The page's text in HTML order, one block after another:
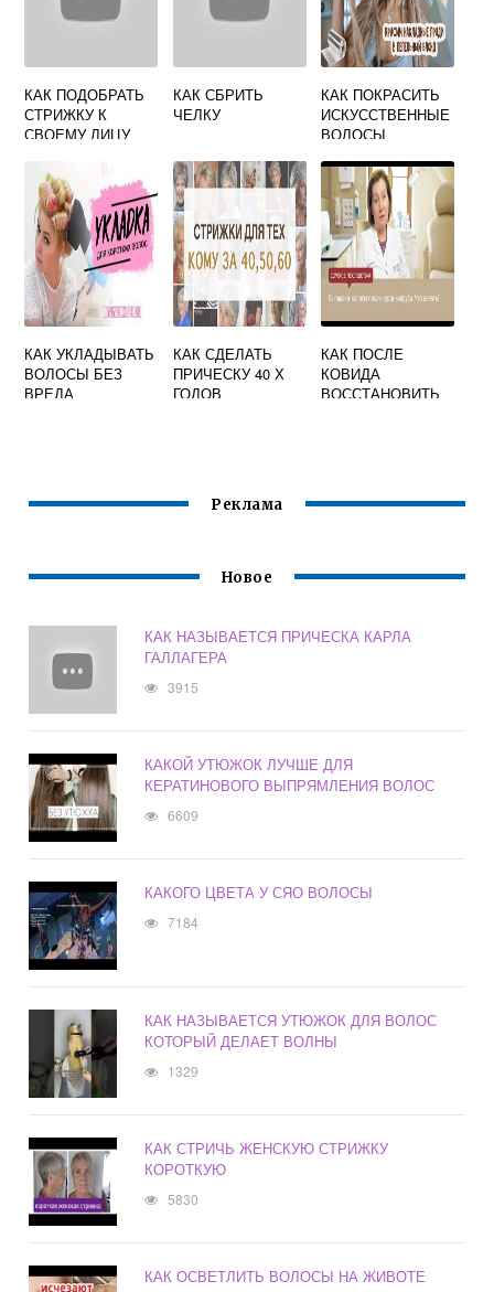
КАК ПОДОБРАТЬ
СТРИЖКУ К
СВОЕМУ ЛИЦУ
КАК СБРИТЬ
ЧЕЛКУ
КАК ПОКРАСИТЬ
ИСКУССТВЕННЫЕ
ВОЛОСЫ
КАК УКЛАДЫВАТЬ
ВОЛОСЫ БЕЗ
ВРЕДА
КАК СДЕЛАТЬ
ПРИЧЕСКУ 40 Х
ГОДОВ
КАК ПОСЛЕ
КОВИДА
ВОССТАНОВИТЬ
Реклама
Новое
КАК НАЗЫВАЕТСЯ ПРИЧЕСКА КАРЛА
ГАЛЛАГЕРА
3915
КАКОЙ УТЮЖОК ЛУЧШЕ ДЛЯ
КЕРАТИНОВОГО ВЫПРЯМЛЕНИЯ ВОЛОС
6609
КАКОГО ЦВЕТА У СЯО ВОЛОСЫ
7184
КАК НАЗЫВАЕТСЯ УТЮЖОК ДЛЯ ВОЛОС
КОТОРЫЙ ДЕЛАЕТ ВОЛНЫ
1329
КАК СТРИЧЬ ЖЕНСКУЮ СТРИЖКУ
КОРОТКУЮ
5830
КАК ОСВЕТЛИТЬ ВОЛОСЫ НА ЖИВОТЕ